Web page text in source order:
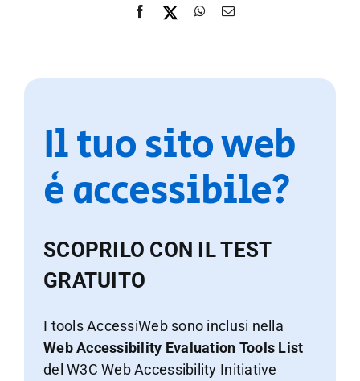
Il tuo sito web
è accessibile?
SCOPRILO CON IL TEST
GRATUITO
I tools AccessiWeb sono inclusi nella
Web Accessibility Evaluation Tools List
del W3C Web Accessibility Initiative